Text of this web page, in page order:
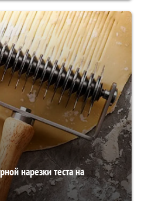
нарезки теста на